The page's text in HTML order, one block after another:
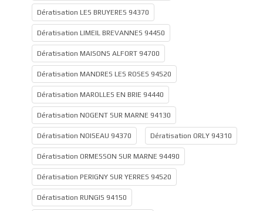
Dératisation LES BRUYERES 94370
Dératisation LIMEIL BREVANNES 94450
Dératisation MAISONS ALFORT 94700
Dératisation MANDRES LES ROSES 94520
Dératisation MAROLLES EN BRIE 94440
Dératisation NOGENT SUR MARNE 94130
Dératisation NOISEAU 94370 Dératisation ORLY 94310
Dératisation ORMESSON SUR MARNE 94490
Dératisation PERIGNY SUR YERRES 94520
Dératisation RUNGIS 94150